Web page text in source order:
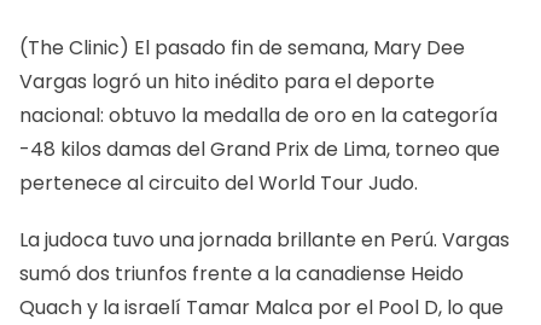
(The Clinic) El pasado fin de semana, Mary Dee
Vargas logró un hito inédito para el deporte
nacional: obtuvo la medalla de oro en la categoría
-48 kilos damas del Grand Prix de Lima, torneo que
pertenece al circuito del World Tour Judo.
La judoca tuvo una jornada brillante en Perú. Vargas
sumó dos triunfos frente a la canadiense Heido
Quach y la israelí Tamar Malca por el Pool D, lo que